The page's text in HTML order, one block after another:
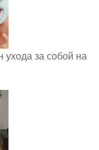
ухода за собой на